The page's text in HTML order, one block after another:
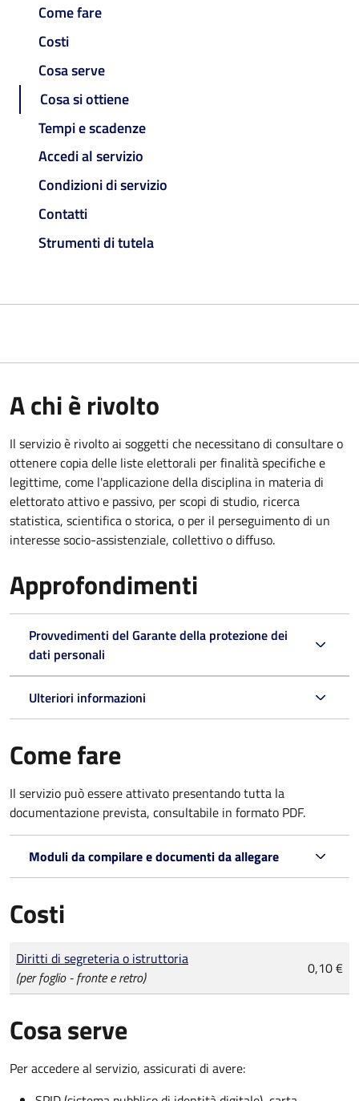
Come fare
Costi
Cosa serve
Cosa si ottiene
Tempi e scadenze
Accedi al servizio
Condizioni di servizio
Contatti
Strumenti di tutela
A chi è rivolto
Il servizio è rivolto ai soggetti che necessitano di consultare o
ottenere copia delle liste elettorali per finalità specifiche e
legittime, come l'applicazione della disciplina in materia di
elettorato attivo e passivo, per scopi di studio, ricerca
statistica, scientifica o storica, o per il perseguimento di un
interesse socio-assistenziale, collettivo o diffuso.
Approfondimenti
Provvedimenti del Garante della protezione dei
dati personali
Ulteriori informazioni
Come fare
Il servizio può essere attivato presentando tutta la
documentazione prevista, consultabile in formato PDF.
Moduli da compilare e documenti da allegare
Costi
Tipo di pagamento
Importo
Diritti di segreteria o istruttoria
(per foglio - fronte e retro)
0,10 €
Cosa serve
Per accedere al servizio, assicurati di avere: